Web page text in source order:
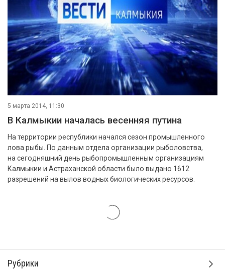
5 марта 2014, 11:30
В Калмыкии началась весенняя путина
На территории республики начался сезон промышленного
лова рыбы. По данным отдела организации рыболовства,
на сегодняшний день рыбопромышленным организациям
Калмыкии и Астраханской области было выдано 1612
разрешений на вылов водных биологических ресурсов.
Рубрики